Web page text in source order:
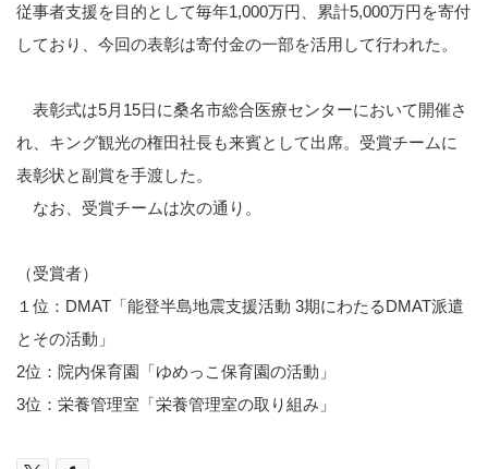
従事者支援を目的として毎年1,000万円、累計5,000万円を寄付
しており、今回の表彰は寄付金の一部を活用して行われた。
表彰式は5月15日に桑名市総合医療センターにおいて開催さ
れ、キング観光の権田社長も来賓として出席。受賞チームに
表彰状と副賞を手渡した。
なお、受賞チームは次の通り。
（受賞者）
１位：DMAT「能登半島地震支援活動 3期にわたるDMAT派遣
とその活動」
2位：院内保育園「ゆめっこ保育園の活動」
3位：栄養管理室「栄養管理室の取り組み」